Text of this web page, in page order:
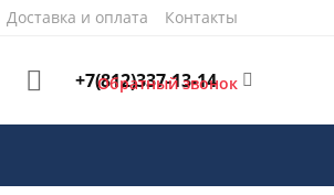
Доставка и оплата Контакты
+7(812)337-13-14
Обратный звонок